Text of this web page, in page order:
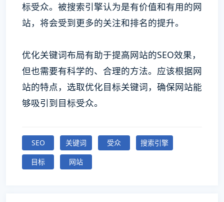
标受众。被搜索引擎认为是有价值和有用的网
站，将会受到更多的关注和排名的提升。
优化关键词布局有助于提高网站的SEO效果，
但也需要有科学的、合理的方法。应该根据网
站的特点，选取优化目标关键词，确保网站能
够吸引到目标受众。
SEO 关键词 受众
搜索引擎
目标
网站